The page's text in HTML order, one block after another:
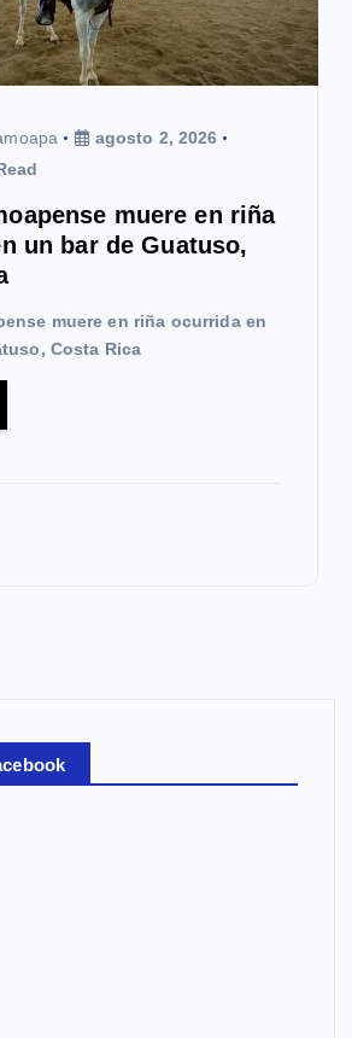
agosto 2, 2026
muere en riña
un bar de Guatuso,
muere en riña ocurrida en
Costa Rica